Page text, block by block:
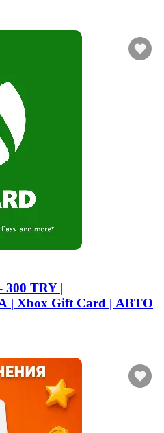
TRY |
Xbox Gift Card | АВТО